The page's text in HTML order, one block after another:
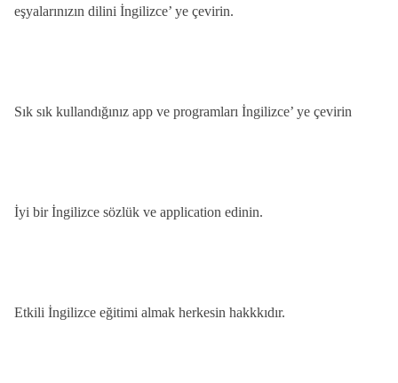
eşyalarınızın dilini İngilizce’ ye çevirin.
Sık sık kullandığınız app ve programları İngilizce’ ye çevirin
İyi bir İngilizce sözlük ve application edinin.
Etkili İngilizce eğitimi almak herkesin hakkkıdır.